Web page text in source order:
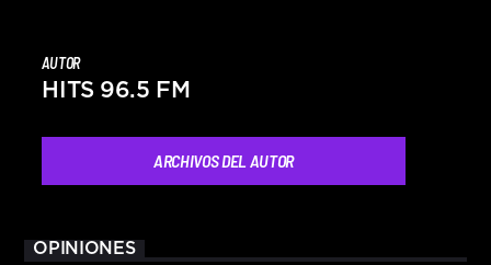
AUTOR
HITS 96.5 FM
ARCHIVOS DEL AUTOR
OPINIONES